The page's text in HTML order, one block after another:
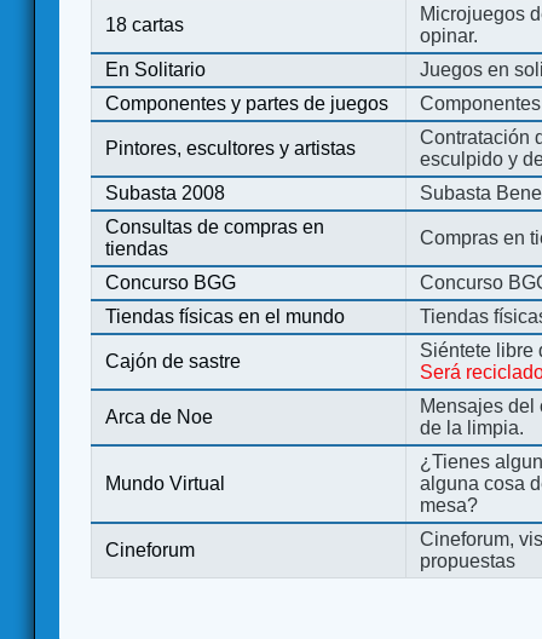
18 cartas
Microjuegos
opinar.
En Solitario
Juegos en
Componentes y partes de juegos
Pintores, escultores y artistas
Contratación
esculpido y
Subasta 2008
Subasta
Consultas de compras en
tiendas
Compras en
Concurso BGG
Concurso
Tiendas físicas en el mundo
Tiendas
Cajón de sastre
Siéntete libre
Será
Arca de Noe
Mensajes del
de la limpia.
Mundo Virtual
¿Tienes
alguna cosa
mesa?
Cineforum
Cineforum,
propuestas